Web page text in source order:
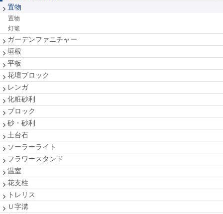
置物
置物
灯篭
ガーデンファニチャー
垣根
平板
花壇ブロック
レンガ
化粧砂利
ブロック
砂・砂利
土台石
ソーラーライト
フラワースタンド
温室
花支柱
トレリス
Ｕ字溝